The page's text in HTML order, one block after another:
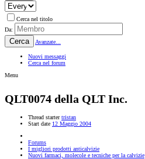
Cerca nel titolo
Da:
Cerca Avanzate...
Nuovi messaggi
Cerca nel forum
Menu
QLT0074 della QLT Inc.
Thread starter tristan
Start date 12 Maggio 2004
Forums
I migliori prodotti anticalvizie
Nuovi farmaci, molecole e tecniche per la calvizie